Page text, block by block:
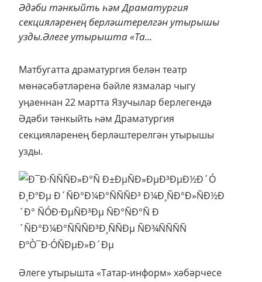
Әдәби тәнкыйть һәм Драматургия
секцияләренең берләштерелгән утырышы
узды.Әлеге утырышта «Та...
Матбугатта драматургия белән театр
мөнәсәбәтләренә бәйле язмалар чыгу
уңаеннан 22 мартта Язучылар берлегендә
Әдәби тәнкыйть һәм Драматургия
секцияләренең берләштерелгән утырышы
узды.
Әлеге утырышта «Татар-информ» хәбәрчесе